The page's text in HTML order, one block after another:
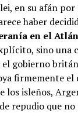
en su afán por
haber
en el
sino una
gobierno
firmemente el
los isleños,
repudio que